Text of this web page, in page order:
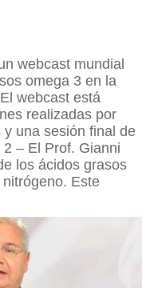
webcast mundial
omega 3 en la
webcast está
realizadas por
una sesión final de
– El Prof. Gianni
los ácidos grasos
Este